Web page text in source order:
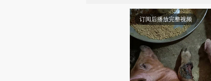
订阅后播放完整视频